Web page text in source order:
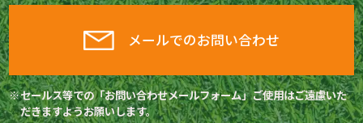
メールでのお問い合わせ
セールス等での「お問い合わせメールフォーム」ご使用はご遠慮いた
だきますようお願いします。